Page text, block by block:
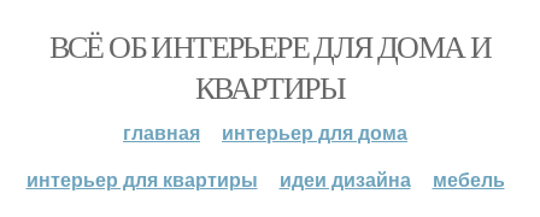
ВСЁ ОБ ИНТЕРЬЕРЕ ДЛЯ ДОМА И
КВАРТИРЫ
главная
интерьер для дома
интерьер для квартиры
идеи дизайна мебель